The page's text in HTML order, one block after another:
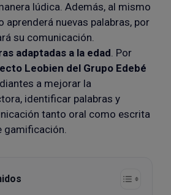
lúdica. Además, al mismo
aprenderá nuevas palabras, por
su comunicación.
adaptadas a la edad. Por
Leobien del Grupo Edebé
a mejorar la
identificar palabras y
tanto oral como escrita
gamificación.